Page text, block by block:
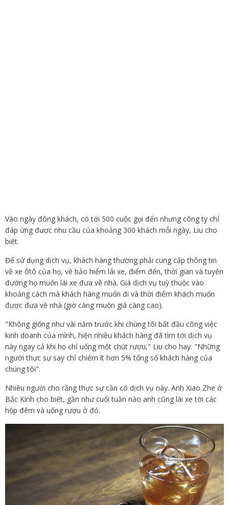
Vào ngày đông khách, có tới 500 cuộc gọi đến nhưng công ty chỉ
đáp ứng được nhu cầu của khoảng 300 khách mỗi ngày, Liu cho
biết.
Để sử dụng dịch vụ, khách hàng thường phải cung cấp thông tin
về xe ôtô của họ, về bảo hiểm lái xe, điểm đến, thời gian và tuyến
đường họ muốn lái xe đưa về nhà. Giá dịch vụ tuỳ thuộc vào
khoảng cách mà khách hàng muốn đi và thời điểm khách muốn
được đưa về nhà (giờ càng muộn giá càng cao).
"Không giống như vài năm trước khi chúng tôi bắt đầu công việc
kinh doanh của mình, hiện nhiều khách hàng đã tìm tới dịch vụ
này ngay cả khi họ chỉ uống một chút rượu," Liu cho hay. "Những
người thực sự say chỉ chiếm ít hơn 5% tổng số khách hàng của
chúng tôi".
Nhiều người cho rằng thực sự cần có dịch vụ này. Anh Xiao Zhe ở
Bắc Kinh cho biết, gần như cuối tuần nào anh cũng lái xe tới các
hộp đêm và uống rượu ở đó.